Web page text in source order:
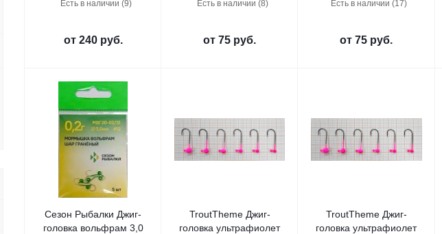
Есть в наличии (9)
от 240 руб.
Есть в наличии (8)
от75 руб.
Есть в наличии (17)
от75 руб.
Сезон Рыбалки Джиг-
головка вольфрам 3,0
TroutTheme Джиг-
головка ультрафиолет
TroutTheme Джиг-
головка ультрафиолет